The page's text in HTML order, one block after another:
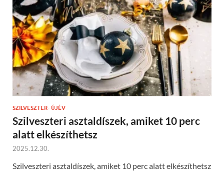
SZILVESZTER- ÚJÉV
Szilveszteri asztaldíszek, amiket 10 perc
alatt elkészíthetsz
2025.12.30.
Szilveszteri asztaldíszek, amiket 10 perc alatt elkészíthetsz